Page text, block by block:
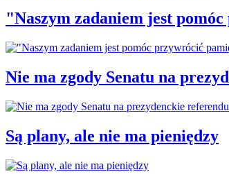
"Naszym zadaniem jest
Nie ma zgody Senatu na
Są plany, ale nie ma pieniędzy